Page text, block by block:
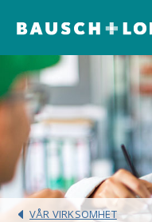
VÅR VIRKSOMHET